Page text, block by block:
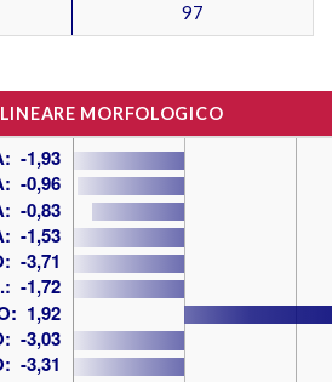
97
LINEARE MORFOLOGICO